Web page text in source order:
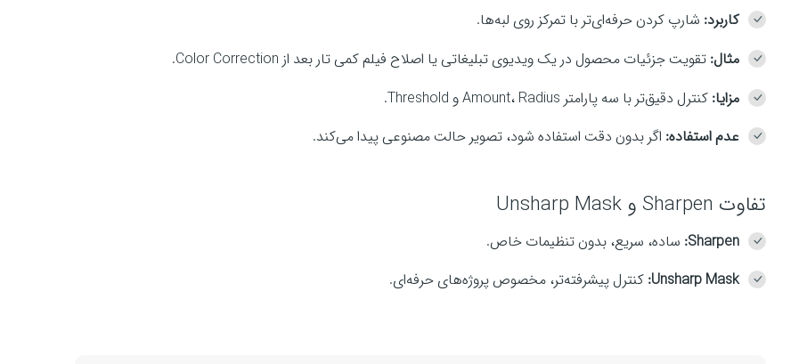
کاربرد: شارپ کردن حرفه‌ای‌تر با تمرکز روی لبه‌ها.
مثال: تقویت جزئیات محصول در یک ویدیوی تبلیغاتی یا اصلاح فیلم کمی تار بعد از Color Correction.
مزایا: کنترل دقیق‌تر با سه پارامتر Amount، Radius و Threshold.
عدم استفاده: اگر بدون دقت استفاده شود، تصویر حالت مصنوعی پیدا می‌کند.
تفاوت Sharpen و Unsharp Mask
Sharpen: ساده، سریع، بدون تنظیمات خاص.
Unsharp Mask: کنترل پیشرفته‌تر، مخصوص پروژه‌های حرفه‌ای.